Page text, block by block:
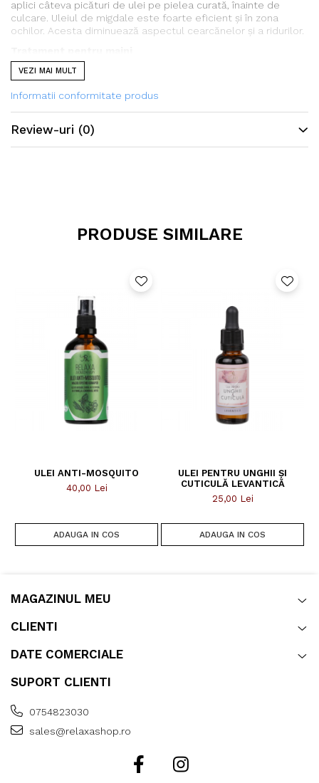
aplici câteva picături de ulei pe pielea curată, înainte de
culcare. Uleiul de migdale este foarte eficient şi în zona
ochilor. Acesta diminuează aspectul cearcănelor şi a ridurilor.
Pilea mâinilor se usucă cel mai repede. De aceea ai nevoie de
hidratare intensă. O linguriţă de ulei de migdale se amestecă
pe mâini, înainte de culcare. Acoperă mâinile cu mănuşi din
bumbac. Dimineaţă vei avea pielea hidratată şi hrănită.
Împotriva căderii părului
Uleiul de migdale este recomandat atunci când alte
amestecă cu o două linguriţe cu unt. Dupa ce ai amestecat
bine, aplică pe mâini, înainte de culcare. Acoperă mâinile cu
mănuşi din bumbac. Dimineaţă vei avea pielea hidratată şi
Masaj corporal
Uleiul de migdale este folosit şi în aromaterapie. Încercaţi un
masaj cu ulei de migdale, imediat după ce aţi făcut duş. De
asemenea, dacă aveţi călcâiele crăpate, masaţi cu puţin ulei
de migdale, imediat după ce le-aţi spălat.
VEZI MAI MULT
Informatii conformitate produs
Review-uri (0)
PRODUSE SIMILARE
ULEI ANTI-MOSQUITO
40,00 Lei
ADAUGA IN COS
ULEI PENTRU UNGHII ȘI
CUTICULĂ LEVANTICĂ
25,00 Lei
ADAUGA IN COS
MAGAZINUL MEU
CLIENTI
DATE COMERCIALE
SUPORT CLIENTI
0754823030
sales@relaxashop.ro